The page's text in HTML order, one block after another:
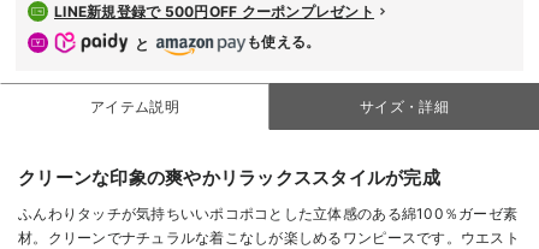
LINE新規登録で 500円OFF クーポンプレゼント
と
も使える。
アイテム説明 サイズ・詳細
クリーンな印象の爽やかリラックススタイルが完成
ふんわりタッチが気持ちいいポコポコとした立体感のある綿100％ガーゼ素
材。クリーンでナチュラルな着こなしが楽しめるワンピースです。ウエスト